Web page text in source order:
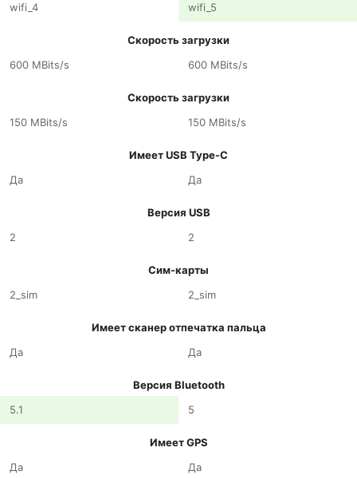
wifi_4
wifi_5
Скорость загрузки
600 MBits/s
600 MBits/s
Скорость загрузки
150 MBits/s
150 MBits/s
Имеет USB Type-C
Да
Да
Версия USB
2
2
Сим-карты
2_sim
2_sim
Имеет сканер отпечатка пальца
Да
Да
Версия Bluetooth
5.1
5
Имеет GPS
Да
Да